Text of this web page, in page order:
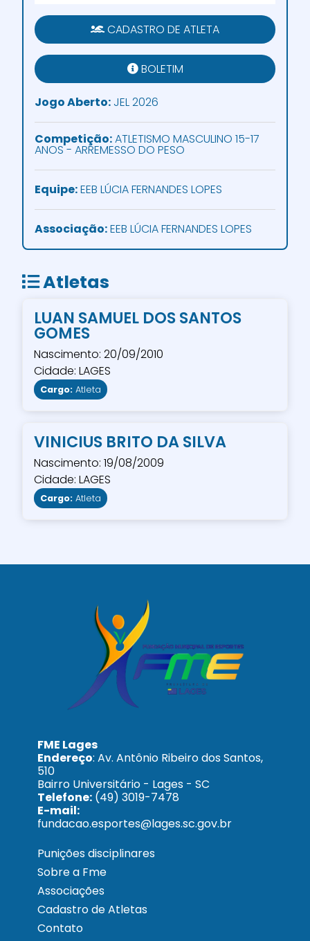
Atletas
LUAN SAMUEL DOS SANTOS
GOMES
Nascimento: 20/09/2010
Cidade: LAGES
Cargo: Atleta
VINICIUS BRITO DA SILVA
Nascimento: 19/08/2009
Cidade: LAGES
Cargo: Atleta
CADASTRO DE ATLETA
BOLETIM
Jogo Aberto: JEL 2026
Competição:ATLETISMO MASCULINO 15-17
ANOS - ARREMESSO DO PESO
Equipe:EEB LÚCIA FERNANDES LOPES
Associação:EEB LÚCIA FERNANDES LOPES
FME Lages
Endereço: Av. Antônio Ribeiro dos Santos,
510
Bairro Universitário - Lages - SC
Telefone: (49) 3019-7478
E-mail:
fundacao.esportes@lages.sc.gov.br
Punições disciplinares
Sobre a Fme
Associações
Cadastro de Atletas
Contato